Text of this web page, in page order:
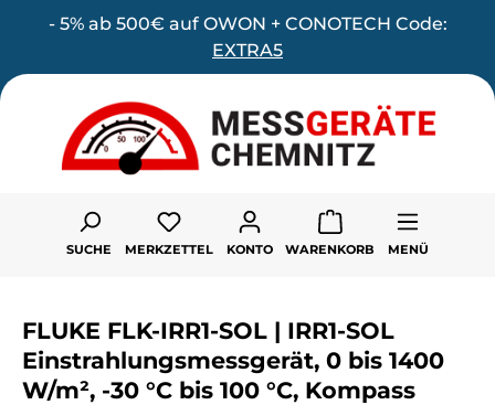
Zum Hauptinhalt springen
- 5% ab 500€ auf OWON + CONOTECH Code:
EXTRA5
SUCHE
Du hast 0 Produkte auf dem
MERKZETTEL KONTO WARENKORB MENÜ
FLUKE FLK-IRR1-SOL | IRR1-SOL
Einstrahlungsmessgerät, 0 bis 1400
W/m², -30 °C bis 100 °C, Kompass